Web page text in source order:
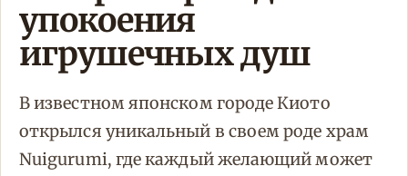
упокоения
игрушечных душ
В известном японском городе Киото
открылся уникальный в своем роде храм
Nuigurumi, где каждый желающий может